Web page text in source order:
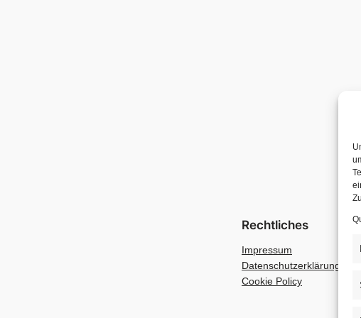
Rechtliches
Impressum
Datenschutzerklärung
Cookie Policy